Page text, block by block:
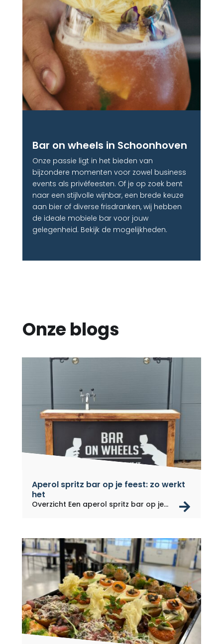
Bar on wheels in Schoonhoven
Onze passie ligt in het bieden van
bijzondere momenten voor zowel business
events als privéfeesten. Of je op zoek bent
naar een stijlvolle wijnbar, een brede keuze
aan bier of diverse frisdranken, wij hebben
de ideale mobiele bar voor jouw
gelegenheid. Bekijk de mogelijkheden.
Onze blogs
Aperol spritz bar op je feest: zo werkt
het
Overzicht Een aperol spritz bar op je...